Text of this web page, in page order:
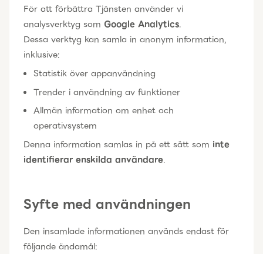
För att förbättra Tjänsten använder vi
analysverktyg som Google Analytics.
Dessa verktyg kan samla in anonym information,
inklusive:
Statistik över appanvändning
Trender i användning av funktioner
Allmän information om enhet och
operativsystem
Denna information samlas in på ett sätt som inte
identifierar enskilda användare.
Syfte med användningen
Den insamlade informationen används endast för
följande ändamål: